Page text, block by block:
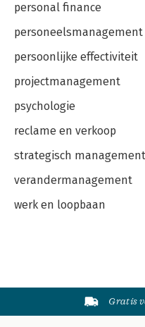
personal finance
personeelsmanagement
persoonlijke effectiviteit
projectmanagement
psychologie
reclame en verkoop
strategisch management
verandermanagement
werk en loopbaan
Gratis